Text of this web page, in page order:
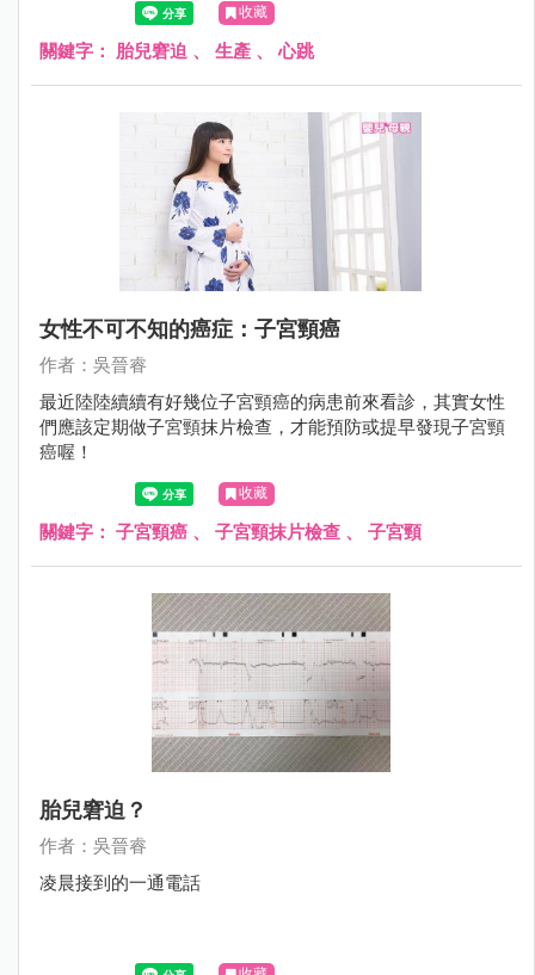
收藏
關鍵字： 胎兒窘迫 、 生產 、心跳
女性不可不知的癌症：子宮頸癌
作者：吳晉睿
最近陸陸續續有好幾位子宮頸癌的病患前來看診，其實女性
們應該定期做子宮頸抹片檢查，才能預防或提早發現子宮頸
癌喔！
收藏
關鍵字： 子宮頸癌 、 子宮頸抹片檢查 、 子宮頸
胎兒窘迫？
作者：吳晉睿
凌晨接到的一通電話